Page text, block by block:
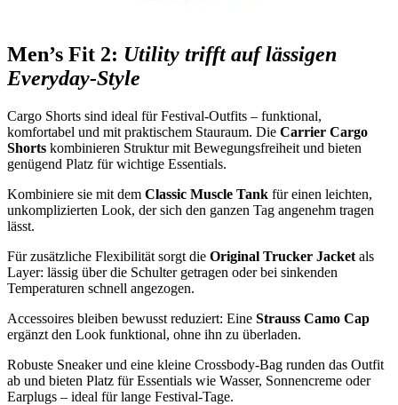
Men’s Fit 2: Utility trifft auf lässigen
Everyday-Style
Cargo Shorts sind ideal für Festival-Outfits – funktional,
komfortabel und mit praktischem Stauraum. Die Carrier Cargo
Shorts kombinieren Struktur mit Bewegungsfreiheit und bieten
genügend Platz für wichtige Essentials.
Kombiniere sie mit dem Classic Muscle Tank für einen leichten,
unkomplizierten Look, der sich den ganzen Tag angenehm tragen
lässt.
Für zusätzliche Flexibilität sorgt die Original Trucker Jacket als
Layer: lässig über die Schulter getragen oder bei sinkenden
Temperaturen schnell angezogen.
Accessoires bleiben bewusst reduziert: Eine Strauss Camo Cap
ergänzt den Look funktional, ohne ihn zu überladen.
Robuste Sneaker und eine kleine Crossbody-Bag runden das Outfit
ab und bieten Platz für Essentials wie Wasser, Sonnencreme oder
Earplugs – ideal für lange Festival-Tage.